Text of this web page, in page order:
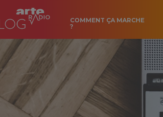
COMMENT ÇA MARCHE
?